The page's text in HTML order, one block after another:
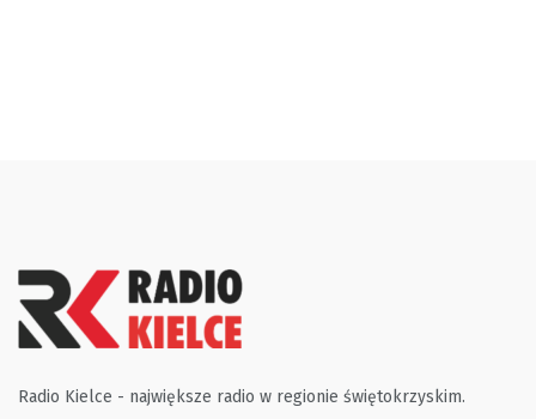
Radio Kielce - największe radio w regionie świętokrzyskim.